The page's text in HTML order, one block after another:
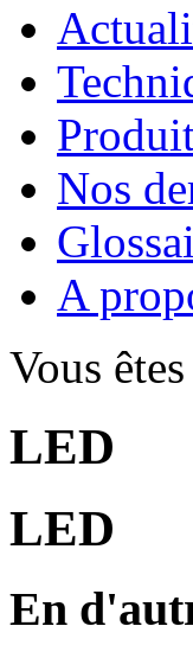
Nos
A
Vous
LED
LED
En